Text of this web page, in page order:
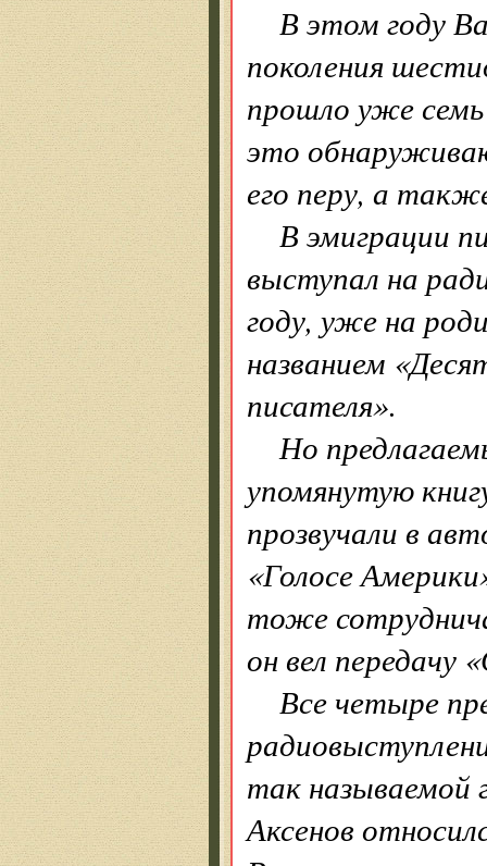
В этом году
поколения
прошло уже
это
его перу, а
В эмиграции
выступал на
году, уже на
названием
писателя».
Но
упомянутую
прозвучали в
«Голосе
тоже
он вел передачу
Все четыре
так называемой
Аксенов